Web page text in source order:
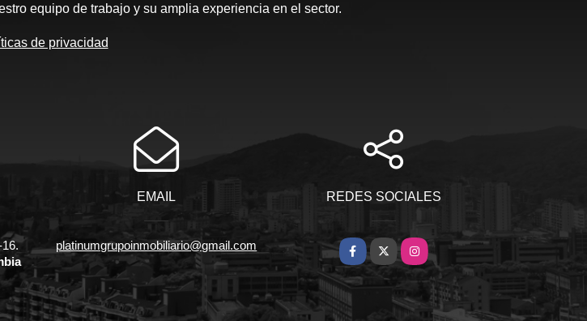
equipo de trabajo y su amplia experiencia en el sector.
de privacidad
EMAIL
platinumgrupoinmobiliario@gmail.com
REDES SOCIALES
Facebook
X Instagram